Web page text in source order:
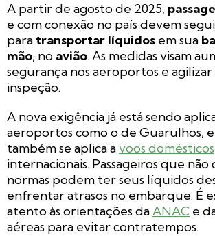
A partir de agosto de 2025,
e com conexão no país devem
para transportar líquidos em sua
mão, no avião. As medidas visam
segurança nos aeroportos e
inspeção.
A nova exigência já está sendo
aeroportos como o de Guarulhos,
também se aplica avoos domésticos
internacionais. Passageiros que
normas podem ter seus líquidos
enfrentar atrasos no embarque. É
atento às orientações daANAC e
aéreas para evitar contratempos.